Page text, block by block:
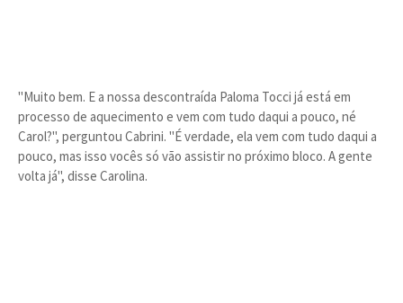
"Muito bem. E a nossa descontraída Paloma Tocci já está em
processo de aquecimento e vem com tudo daqui a pouco, né
Carol?", perguntou Cabrini. "É verdade, ela vem com tudo daqui a
pouco, mas isso vocês só vão assistir no próximo bloco. A gente
volta já", disse Carolina.